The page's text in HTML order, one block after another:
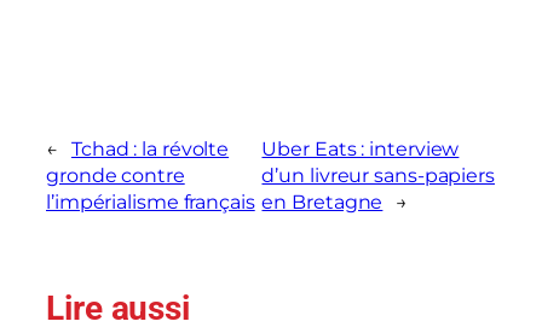
←
Tchad : la révolte
gronde contre
l’impérialisme français
Uber Eats : interview
d’un livreur sans-papiers
en Bretagne
→
Lire aussi